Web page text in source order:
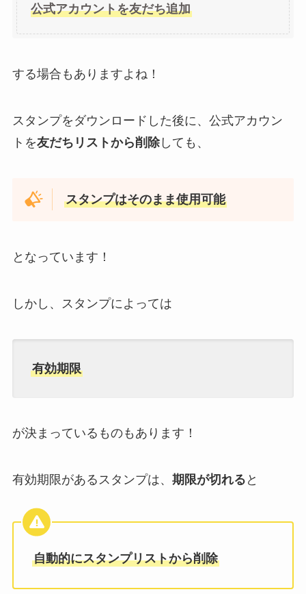
公式アカウントを友だち追加
する場合もありますよね！
スタンプをダウンロードした後に、公式アカウン
トを友だちリストから削除しても、
スタンプはそのまま使用可能
となっています！
しかし、スタンプによっては
有効期限
が決まっているものもあります！
有効期限があるスタンプは、 期限が切れる と
自動的にスタンプリストから削除